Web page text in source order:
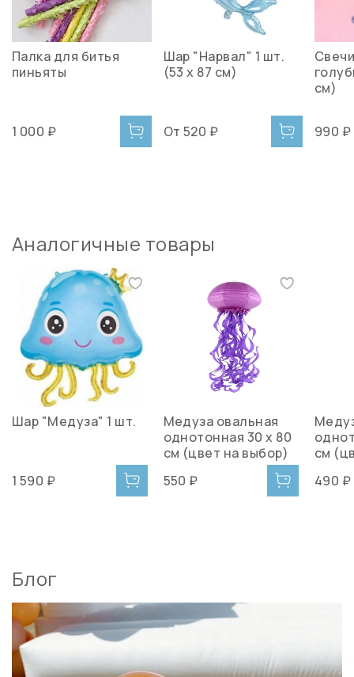
Палка для битья
пиньяты
1 000 ₽
Шар "Нарвал" 1 шт.
(53 х 87 см)
От 520 ₽
см)
990 ₽
Аналогичные товары
Шар "Медуза" 1 шт.
1 590 ₽
Медуза овальная
однотонная 30 х 80
см (цвет на выбор)
550 ₽
см
490 ₽
Блог